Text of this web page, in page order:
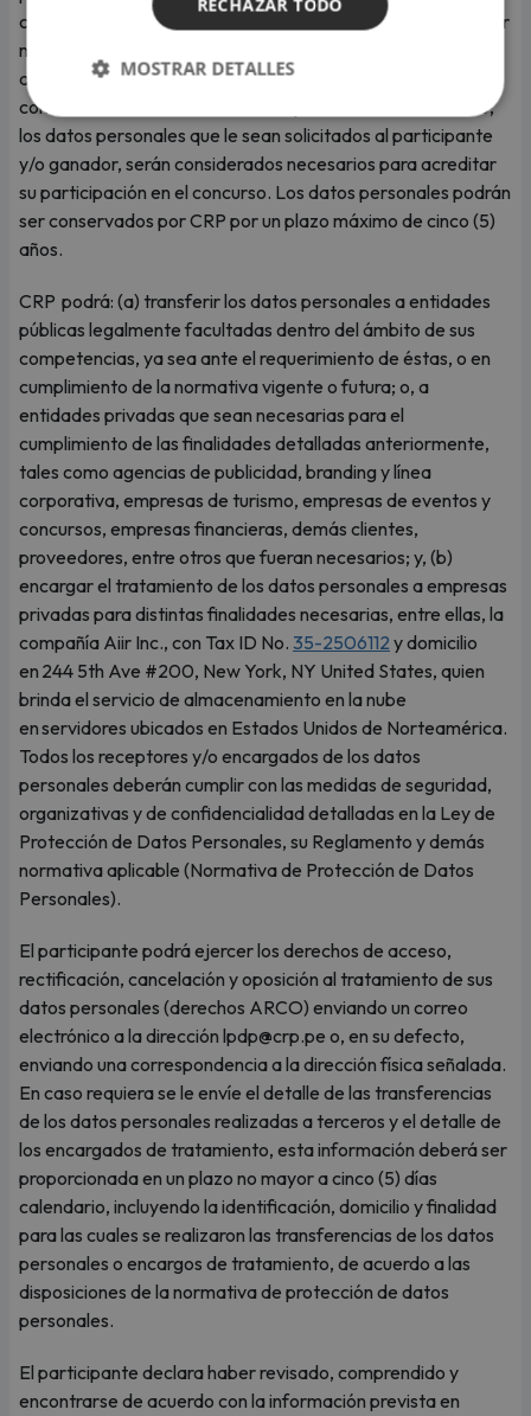
correctos y verdaderos; podrá ser descalificado en cualquier
momento del concurso, no pudiendo ser en consecuencia
acreedor de ningún premio; así hubiera ganado el sorteo o
concurso. Salvo CRP mencione expresamente lo contrario,
los datos personales que le sean solicitados al participante
y/o ganador, serán considerados necesarios para acreditar
su participación en el concurso. Los datos personales podrán
ser conservados por CRP por un plazo máximo de cinco (5)
años.
CRP podrá: (a) transferir los datos personales a entidades
públicas legalmente facultadas dentro del ámbito de sus
competencias, ya sea ante el requerimiento de éstas, o en
cumplimiento de la normativa vigente o futura; o, a
entidades privadas que sean necesarias para el
cumplimiento de las finalidades detalladas anteriormente,
tales como agencias de publicidad, branding y línea
corporativa, empresas de turismo, empresas de eventos y
concursos, empresas financieras, demás clientes,
proveedores, entre otros que fueran necesarios; y, (b)
encargar el tratamiento de los datos personales a empresas
privadas para distintas finalidades necesarias, entre ellas, la
compañía Aiir Inc., con Tax ID No. 35-2506112 y domicilio
en 244 5th Ave #200, New York, NY United States, quien
brinda el servicio de almacenamiento en la nube
en servidores ubicados en Estados Unidos de Norteamérica.
Todos los receptores y/o encargados de los datos
personales deberán cumplir con las medidas de seguridad,
organizativas y de confidencialidad detalladas en la Ley de
Protección de Datos Personales, su Reglamento y demás
normativa aplicable (Normativa de Protección de Datos
Personales).
El participante podrá ejercer los derechos de acceso,
rectificación, cancelación y oposición al tratamiento de sus
datos personales (derechos ARCO) enviando un correo
electrónico a la dirección lpdp@crp.pe o, en su defecto,
enviando una correspondencia a la dirección física señalada.
En caso requiera se le envíe el detalle de las transferencias
de los datos personales realizadas a terceros y el detalle de
los encargados de tratamiento, esta información deberá ser
proporcionada en un plazo no mayor a cinco (5) días
calendario, incluyendo la identificación, domicilio y finalidad
para las cuales se realizaron las transferencias de los datos
personales o encargos de tratamiento, de acuerdo a las
disposiciones de la normativa de protección de datos
personales.
El participante declara haber revisado, comprendido y
encontrarse de acuerdo con la información prevista en
RECHAZAR TODO
MOSTRAR DETALLES